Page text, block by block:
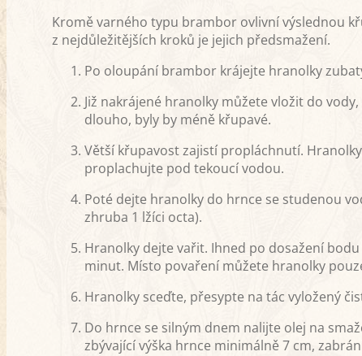
Kromě varného typu brambor ovlivní výslednou
z nejdůležitějších kroků je jejich předsmažení.
Po oloupání brambor krájejte hranolky
Již nakrájené hranolky můžete vložit do
dlouho, byly by méně křupavé.
Větší křupavost zajistí propláchnutí.
proplachujte pod tekoucí vodou.
Poté dejte hranolky do hrnce se studenou
zhruba 1 lžíci octa).
Hranolky dejte vařit. Ihned po dosažení
minut. Místo povaření můžete hranolky
Hranolky sceďte, přesypte na tác vyložený
Do hrnce se silným dnem nalijte olej na
zbývající výška hrnce minimálně 7 cm,